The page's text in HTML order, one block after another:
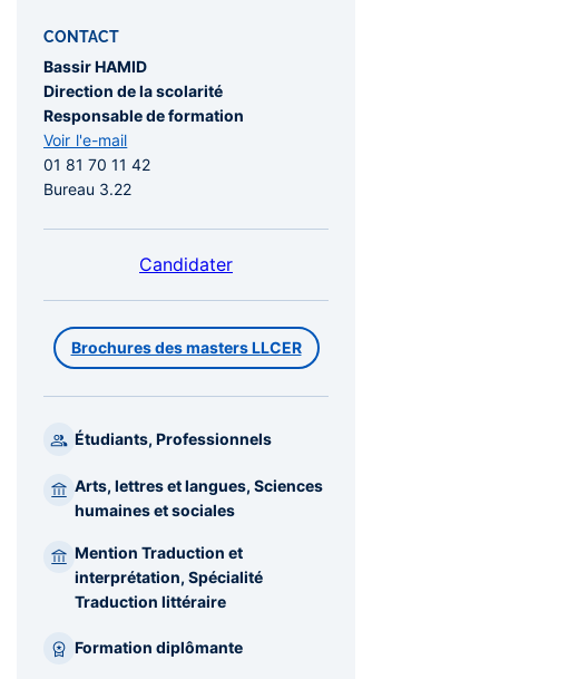
CONTACT
Bassir HAMID
Direction de la scolarité
Responsable de formation
Voir l'e-mail
01 81 70 11 42
Bureau 3.22
Candidater
Brochures des masters LLCER
Étudiants, Professionnels
Arts, lettres et langues, Sciences
humaines et sociales
Mention Traduction et
interprétation, Spécialité
Traduction littéraire
Formation diplômante